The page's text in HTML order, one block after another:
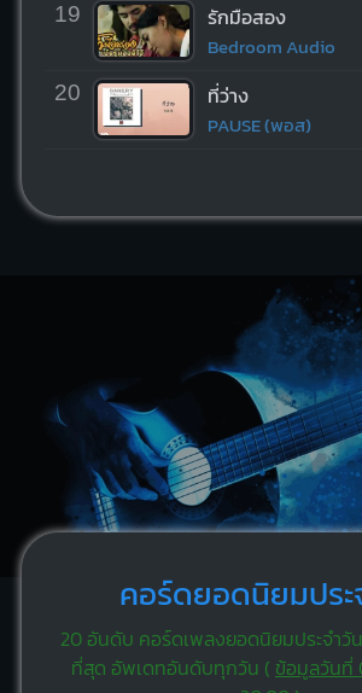
19 รักมือสอง
Bedroom Audio
20 ที่ว่าง
PAUSE (พอส)
คอร์ดยอดนิยมประ
20 อันดับ คอร์ดเพลงยอดนิยมประจำวั
ที่สุด อัพเดทอันดับทุกวัน ( ข้อมูลวันที่